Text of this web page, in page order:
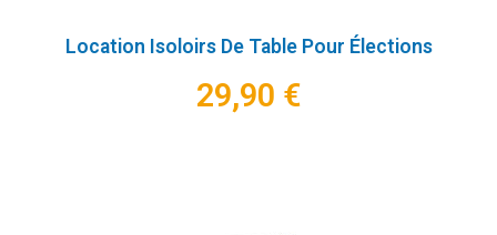
Location Isoloirs De Table Pour Élections
29,90 €